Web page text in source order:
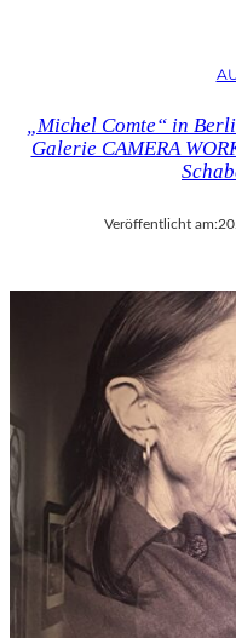
„Michel Comte“ in
Galerie CAMERA
Veröffentlicht am: